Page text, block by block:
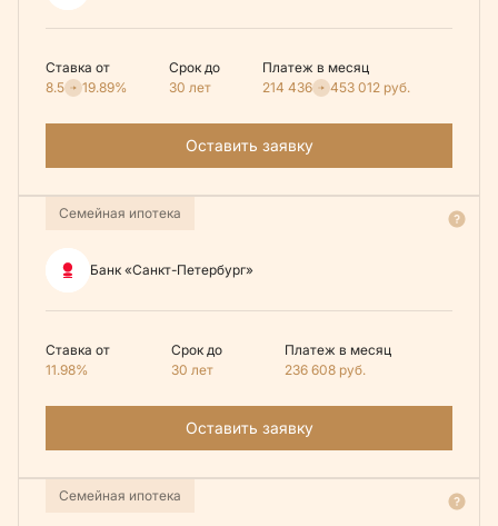
Ставка от
8.5
19.89%
Срок до
30 лет
Платеж в месяц
214 436
453 012 руб.
Оставить заявку
Семейная ипотека
Банк «Санкт-Петербург»
Ставка от
11.98%
Срок до
30 лет
Платеж в месяц
236 608 руб.
Оставить заявку
Семейная ипотека